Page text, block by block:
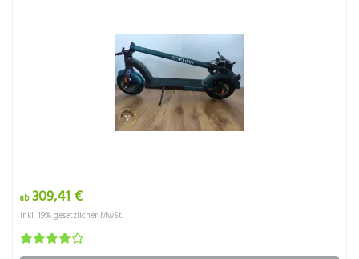
ab309,41 €
inkl. 19% gesetzlicher MwSt.